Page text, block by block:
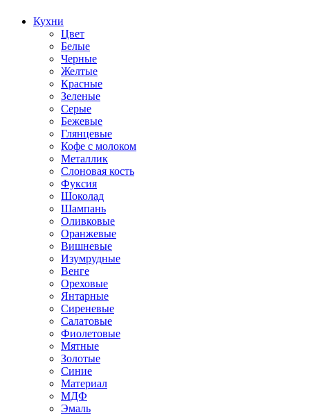
Кухни
Цвет
Белые
Черные
Желтые
Красные
Зеленые
Серые
Бежевые
Глянцевые
Кофе с молоком
Металлик
Слоновая кость
Фуксия
Шоколад
Шампань
Оливковые
Оранжевые
Вишневые
Изумрудные
Венге
Ореховые
Янтарные
Сиреневые
Салатовые
Фиолетовые
Мятные
Золотые
Синие
Материал
МДФ
Эмаль